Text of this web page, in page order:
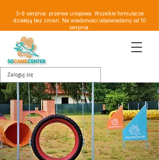
3–9 sierpnia: przerwa urlopowa. Wszelkie formularze
działają bez zmian. Na wiadomości odpowiadamy od 10
sierpnia.
Zaloguj się